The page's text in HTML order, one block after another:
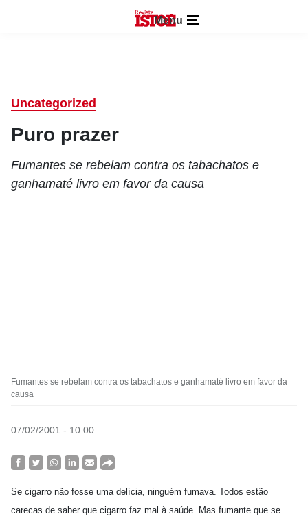
Menu
Uncategorized
Puro prazer
Fumantes se rebelam contra os tabachatos e
ganhamaté livro em favor da causa
Fumantes se rebelam contra os tabachatos e ganhamaté livro em favor da
causa
07/02/2001 - 10:00
Se cigarro não fosse uma delícia, ninguém fumava. Todos estão
carecas de saber que cigarro faz mal à saúde. Mas fumante que se